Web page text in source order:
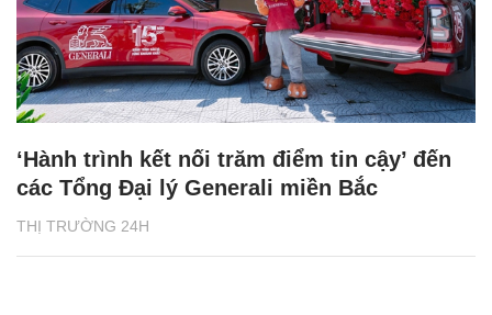
THỊ TRƯỜNG 24H
‘Hành trình kết nối trăm điểm tin cậy’ đến
các Tổng Đại lý Generali miền Bắc